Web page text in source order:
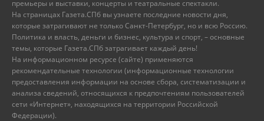
премьеры и выставки, концерты и театральные спектакли.
На страницах Газета.СПб вы узнаете последние новости дня,
которые затрагивают не только Санкт-Петербург, но и всю Россию.
Политика и власть, деньги и бизнес, культура и спорт, – основные
темы, которые Газета.СПб затрагивает каждый день!
На информационном ресурсе (сайте) применяются
рекомендательные технологии (информационные технологии
предоставления информации на основе сбора, систематизации и
анализа сведений, относящихся к предпочтениям пользователей
сети «Интернет», находящихся на территории Российской
Федерации).